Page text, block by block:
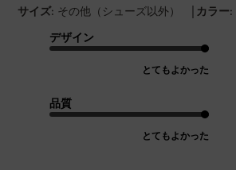
サイズ: その他（シューズ以外） | カラー:
デザイン
とてもよかった
品質
とてもよかった